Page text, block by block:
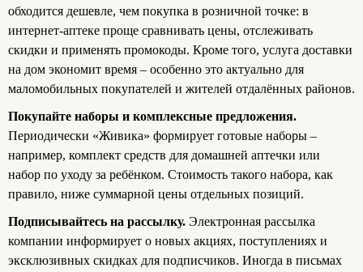
обходится дешевле, чем покупка в розничной точке: в
интернет-аптеке проще сравнивать цены, отслеживать
скидки и применять промокоды. Кроме того, услуга доставки
на дом экономит время – особенно это актуально для
маломобильных покупателей и жителей отдалённых районов.
Покупайте наборы и комплексные предложения.
Периодически «Живика» формирует готовые наборы –
например, комплект средств для домашней аптечки или
набор по уходу за ребёнком. Стоимость такого набора, как
правило, ниже суммарной цены отдельных позиций.
Подписывайтесь на рассылку. Электронная рассылка
компании информирует о новых акциях, поступлениях и
эксклюзивных скидках для подписчиков. Иногда в письмах